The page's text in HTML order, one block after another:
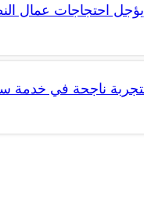
احتجاجات عمال
ناجحة في خدمة